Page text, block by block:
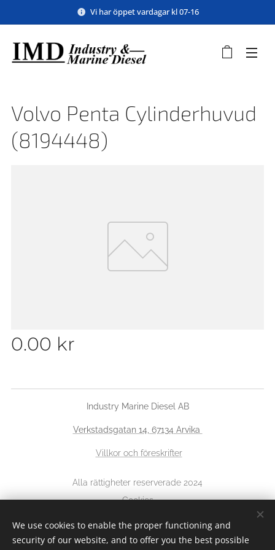
Vi har öppet vardagar kl 07-16
Volvo Penta Cylinderhuvud
(8194448)
0.00 kr
Industry Marine Diesel AB
Verkstadsgatan 14, 67134 Arvika
Villkor och föreskrifter
Alla rättigheter reserverade 2024
Cookies
Languages
Svenska
English
We use cookies to enable the proper functioning and
security of our website, and to offer you the best possible